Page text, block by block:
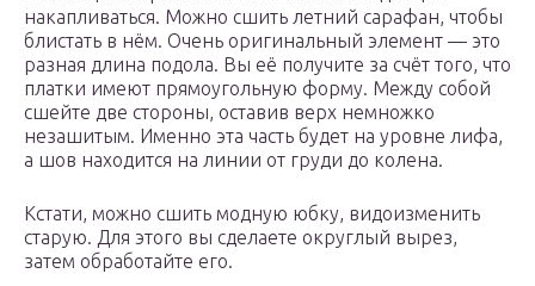
накапливаться. Можно сшить летний сарафан, чтобы
блистать в нём. Очень оригинальный элемент — это
разная длина подола. Вы её получите за счёт того, что
платки имеют прямоугольную форму. Между собой
сшейте две стороны, оставив верх немножко
незашитым. Именно эта часть будет на уровне лифа,
а шов находится на линии от груди до колена.
Кстати, можно сшить модную юбку, видоизменить
старую. Для этого вы сделаете округлый вырез,
затем обработайте его.